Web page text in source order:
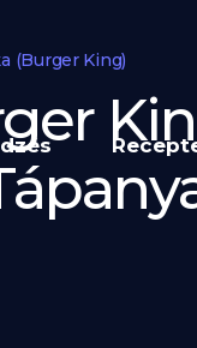
(Burger King)